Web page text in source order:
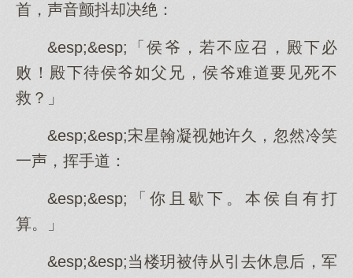
首，声音颤抖却决绝：
&esp;&esp;「侯爷，若不应召，殿下必
败！殿下待侯爷如父兄，侯爷难道要见死不
救？」
&esp;&esp;宋星翰凝视她许久，忽然冷笑
一声，挥手道：
&esp;&esp;「你且歇下。本侯自有打
算。」
&esp;&esp;当楼玥被侍从引去休息后，军